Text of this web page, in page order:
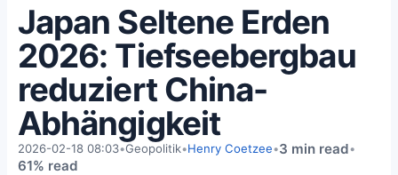
Japan Seltene Erden
2026: Tiefseebergbau
reduziert China-
Abhängigkeit
2026-02-18 08:03•Geopolitik•Henry Coetzee•3 min read•
61% read